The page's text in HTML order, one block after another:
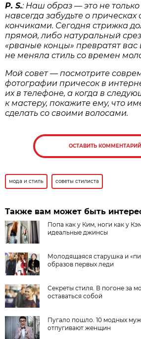
P. S.: Наш образ — это не
навсегда забудьте о
кончиками. Сегодня стрижка
прямой, либо натуральный
«рваные концы» превратят вас
не меняла стиль со времен
Мой совет — посмотрите
фотографии причесок в
их в телефоне, а когда в
к мастеру, покажите ему, что
сделать со своими волосами.
ОСТАВИТЬ
мода и стиль советы стилиста
Также вам может быть
Попа как у Ким, ноги как у
идеальные джинсы
Молодящаяся старушка и
образов первых леди
Секреты стиля. В погоне за
оставаться собой
Пугало пошло. 10 модных
отпугивают женщин